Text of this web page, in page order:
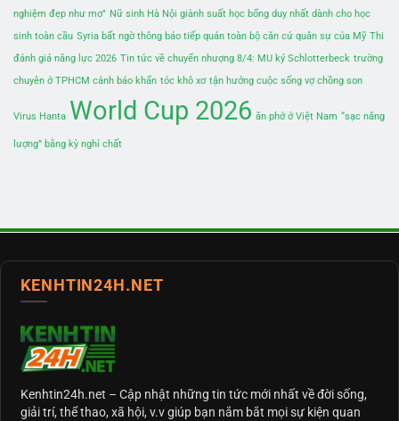
nghiệm đẹp như mơ" Nữ sinh Hà Nội giành suất học bổng duy nhất dành cho học
sinh toàn cầu Syria bất ngờ thông báo tiếp quản toàn bộ căn cứ quân sự của Mỹ Thi
đánh giá năng lực 2026 Tin tức về chuyển nhượng 8/4: MU ký Schlotterbeck trường
chuyên ở TPHCM cảnh báo khẩn tóc khô xơ tận hưởng cuộc sống vợ chồng son
Virus Hanta World Cup 2026 ăn phở ở Việt Nam “sạc năng
lượng” bằng kỳ nghỉ chất
KENHTIN24H.NET
Kenhtin24h.net – Cập nhật những tin tức mới nhất về đời sống,
giải trí, thể thao, xã hội, v.v giúp bạn nắm bắt mọi sự kiện quan